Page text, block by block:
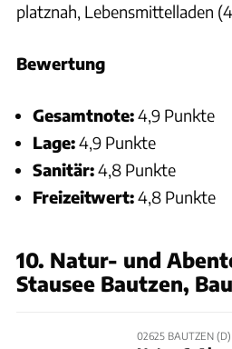
platznah, Lebensmittelladen
Bewertung
Gesamtnote:4,9 Punkte
Lage:4,9 Punkte
Sanitär:4,8 Punkte
Freizeitwert:4,8 Punkte
10. Natur- und
Stausee Bautzen,
02625 BAUTZEN (D)